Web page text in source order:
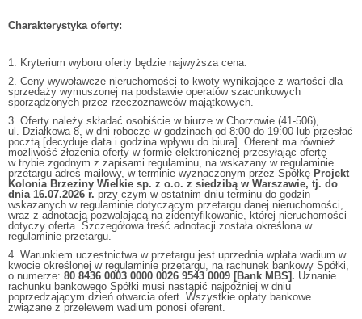
Charakterystyka oferty:
1. Kryterium wyboru oferty będzie najwyższa cena.
2. Ceny wywoławcze nieruchomości to kwoty wynikające z wartości dla
sprzedaży wymuszonej na podstawie operatów szacunkowych
sporządzonych przez rzeczoznawców majątkowych.
3. Oferty należy składać osobiście w biurze w Chorzowie (41-506),
ul. Działkowa 8, w dni robocze w godzinach od 8:00 do 19:00 lub przesłać
pocztą [decyduje data i godzina wpływu do biura]. Oferent ma również
możliwość złożenia oferty w formie elektronicznej przesyłając ofertę
w trybie zgodnym z zapisami regulaminu, na wskazany w regulaminie
przetargu adres mailowy, w terminie wyznaczonym przez Spółkę Projekt
Kolonia Brzeziny Wielkie sp. z o.o. z siedzibą w Warszawie, tj. do
dnia 16.07.2026 r. przy czym w ostatnim dniu terminu do godzin
wskazanych w regulaminie dotyczącym przetargu danej nieruchomości,
wraz z adnotacją pozwalającą na zidentyfikowanie, której nieruchomości
dotyczy oferta. Szczegółowa treść adnotacji została określona w
regulaminie przetargu.
4. Warunkiem uczestnictwa w przetargu jest uprzednia wpłata wadium w
kwocie określonej w regulaminie przetargu, na rachunek bankowy Spółki,
o numerze: 80 8436 0003 0000 0026 9543 0009 [Bank MBS]. Uznanie
rachunku bankowego Spółki musi nastąpić najpóźniej w dniu
poprzedzającym dzień otwarcia ofert. Wszystkie opłaty bankowe
związane z przelewem wadium ponosi oferent.